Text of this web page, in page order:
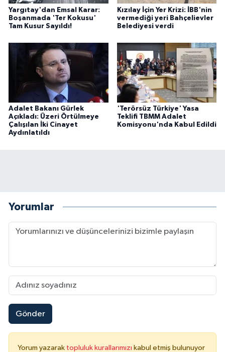
Yargıtay'dan Emsal Karar:
Boşanmada 'Ter Kokusu'
Tam Kusur Sayıldı!
Kızılay İçin Yer Krizi: İBB'nin
vermediği yeri Bahçelievler
Belediyesi verdi
Adalet Bakanı Gürlek
Açıkladı: Üzeri Örtülmeye
Çalışılan İki Cinayet
Aydınlatıldı
'Terörsüz Türkiye' Yasa
Teklifi TBMM Adalet
Komisyonu'nda Kabul Edildi
Yorumlar
Gönder
Yorum yazarak topluluk kurallarımızı kabul etmiş bulunuyor